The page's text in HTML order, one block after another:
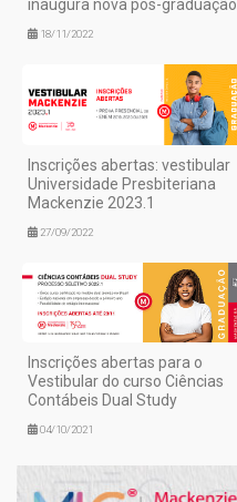
inaugura nova pós-graduação
18/11/2022
Inscrições abertas: vestibular
Universidade Presbiteriana
Mackenzie 2023.1
27/09/2022
Inscrições abertas para o
Vestibular do curso Ciências
Contábeis Dual Study
04/10/2021